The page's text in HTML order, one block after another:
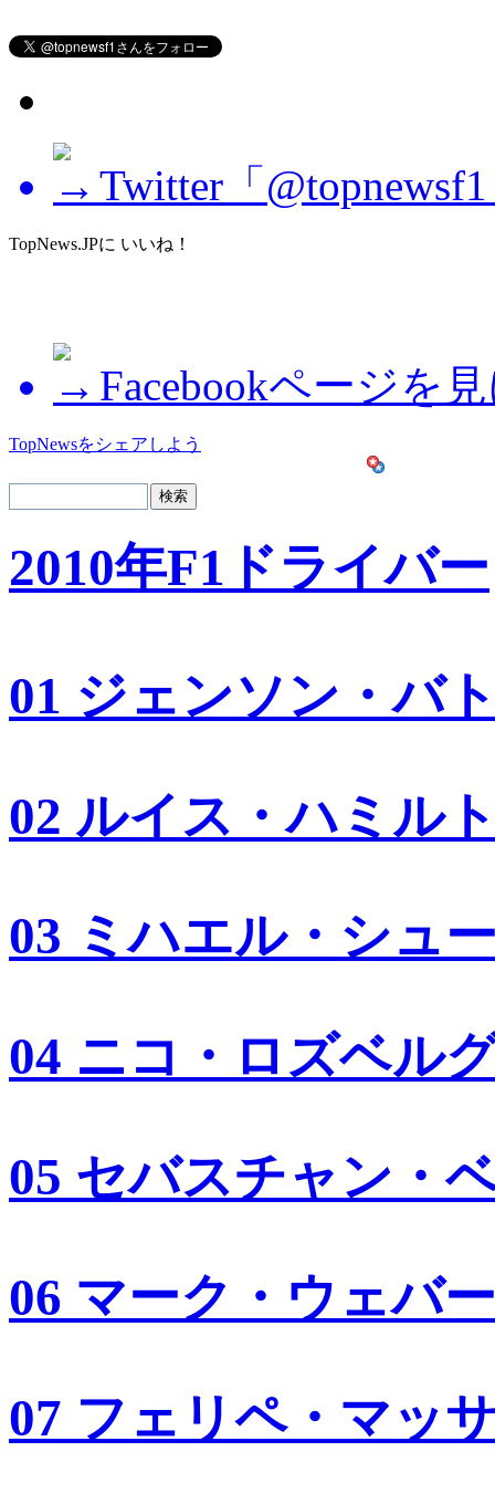
Twitter「
TopNews.JPに いいね！
Facebookページを
TopNewsをシェアしよう
2010年F1ドライバー
01 ジェンソン・バ
02 ルイス・ハミル
03 ミハエル・シュ
04 ニコ・ロズベル
05 セバスチャン・
06 マーク・ウェバー
07 フェリペ・マッ